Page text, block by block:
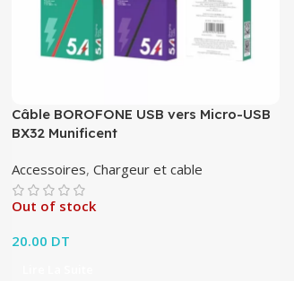
Câble BOROFONE USB vers Micro-USB
BX32 Munificent
Accessoires,Chargeur et cable
Out of stock
20.00 DT